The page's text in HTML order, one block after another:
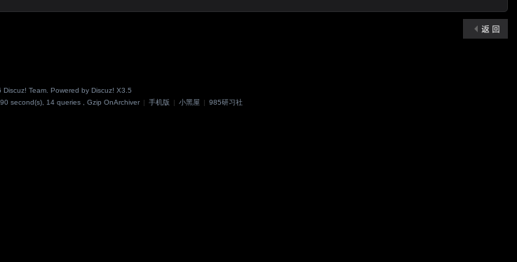
返 回
Discuz! Team . Powered byDiscuz! X3.5
second(s), 14 queries , Gzip OnArchiver | 手机版 | 小黑屋 | 985研习社